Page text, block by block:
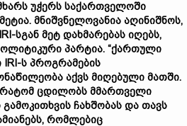
უჭერს საქართველოში
მეტია. მნიშვნელოვანია აღინიშნოს,
სგან მეტ დახმარებას იღებს,
პარტია. “ქართული
ს პროგრამების
აქვს მიღებული მათში.
რატომ ცდილობს მმართველი
გამოკითხვის ჩახშობას და თავს
რომლებიც